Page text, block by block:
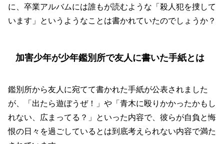
に、卒業アルバムには誰もが読むような「殺人犯を捜して
います」というようなことは書かれていたのでしょうか？
加害少年が少年鑑別所で友人に書いた手紙とは
鑑別所から友人に宛てて書かれた手紙が公表されました
が、「出たら遊ぼうぜ！」や「青木に殴りかかったかもし
れない、広まってる？」といった内容で、彼らが自負と悔
恨の日々を過ごしているとは到底考えられない内容で満た